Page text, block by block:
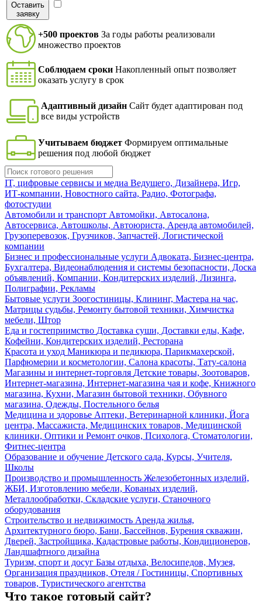
Оставить
заявку
+500 проектов За годы работы реализовали
множество проектов
Соблюдаем сроки Накопленный опыт позволяет
оказать услугу в срок
Адаптивный дизайн Сайт будет адаптирован под
все виды устройств
Учитываем бюджет Формируем оптимальные
решения под любой бюджет
IT, цифровые сервисы и медиа Ведущего, Дизайнера, Игр,
ИТ-компании, Новостного сайта, Радио, Фотографа,
фотостудии
Автомобили и транспорт Автомойки, Автосалона,
Автосервиса, Автошколы, Автоюриста, Аренда автомобилей,
Грузоперевозок, Грузчиков, Запчастей, Логистической
компании
Бизнес и профессиональные услуги Адвоката, Бизнес-центра,
Бухгалтера, Видеонаблюдения и системы безопасности, Доска
объявлений, Компании, Кондитерских изделий, Лизинга,
Полиграфии, Рекламы
Бытовые услуги Зоогостиницы, Клининг, Мастера на час,
Матрицы судьбы, Ремонту бытовой техники, Химчистка
мебели, Штор
Еда и гостеприимство Доставка суши, Доставки еды, Кафе,
Кофейни, Кондитерских изделий, Ресторана
Красота и уход Маникюра и педикюра, Парикмахерской,
Парфюмерии и косметологии, Салона красоты, Тату-салона
Магазины и интернет-торговля Детские товары, Зоотоваров,
Интернет-магазина, Интернет-магазина чая и кофе, Книжного
магазина, Кухни, Магазин бытовой техники, Обувного
магазина, Одежды, Постельного белья
Медицина и здоровье Аптеки, Ветеринарной клиники, Йога
центра, Массажиста, Медицинских товаров, Медицинской
клиники, Оптики и Ремонт очков, Психолога, Стоматологии,
Фитнес-центра
Образование и обучение Детского сада, Курсы, Учителя,
Школы
Производство и промышленность Железобетонных изделий,
ЖБИ, Изготовлению мебели, Кованых изделий,
Металлообработки, Складские услуги, Станочного
оборудования
Строительство и недвижимость Аренда жилья,
Архитектурного бюро, Бани, Бассейнов, Бурения скважин,
Дверей, Застройщика, Кадастровые работы, Кондиционеров,
Ландшафтного дизайна
Туризм, спорт и досуг Базы отдыха, Велосипедов, Музея,
Организация праздников, Отеля / Гостиницы, Спортивных
товаров, Туристического агентства
Что такое готовый сайт?